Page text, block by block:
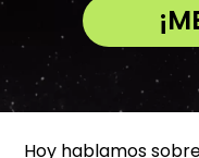
t
Hoy hablamos